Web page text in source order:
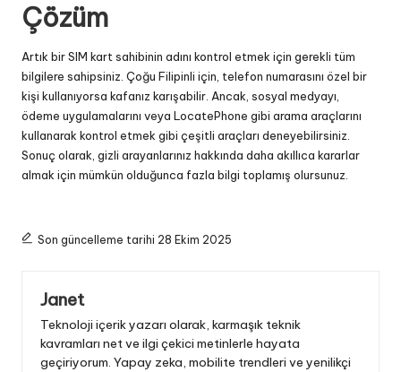
Çözüm
Artık bir SIM kart sahibinin adını kontrol etmek için gerekli tüm
bilgilere sahipsiniz. Çoğu Filipinli için, telefon numarasını özel bir
kişi kullanıyorsa kafanız karışabilir. Ancak, sosyal medyayı,
ödeme uygulamalarını veya LocatePhone gibi arama araçlarını
kullanarak kontrol etmek gibi çeşitli araçları deneyebilirsiniz.
Sonuç olarak, gizli arayanlarınız hakkında daha akıllıca kararlar
almak için mümkün olduğunca fazla bilgi toplamış olursunuz.
Son güncelleme tarihi 28 Ekim 2025
Janet
Teknoloji içerik yazarı olarak, karmaşık teknik
kavramları net ve ilgi çekici metinlerle hayata
geçiriyorum. Yapay zeka, mobilite trendleri ve yenilikçi